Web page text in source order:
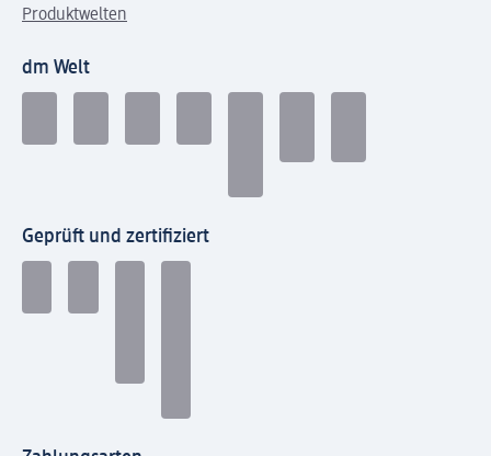
Produktwelten
dm Welt
Geprüft und zertifiziert